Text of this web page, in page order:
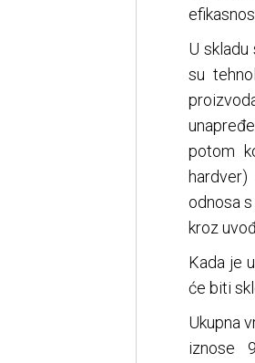
U
su
potom
odnosa
kroz
Kada je
će biti
Ukupna
iznose